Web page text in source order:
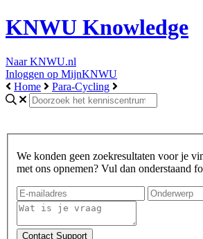
KNWU Knowledge
Naar KNWU.nl
Inloggen op MijnKNWU
Home
Para-Cycling
We konden geen zoekresultaten voor je
met ons opnemen? Vul dan onderstaand